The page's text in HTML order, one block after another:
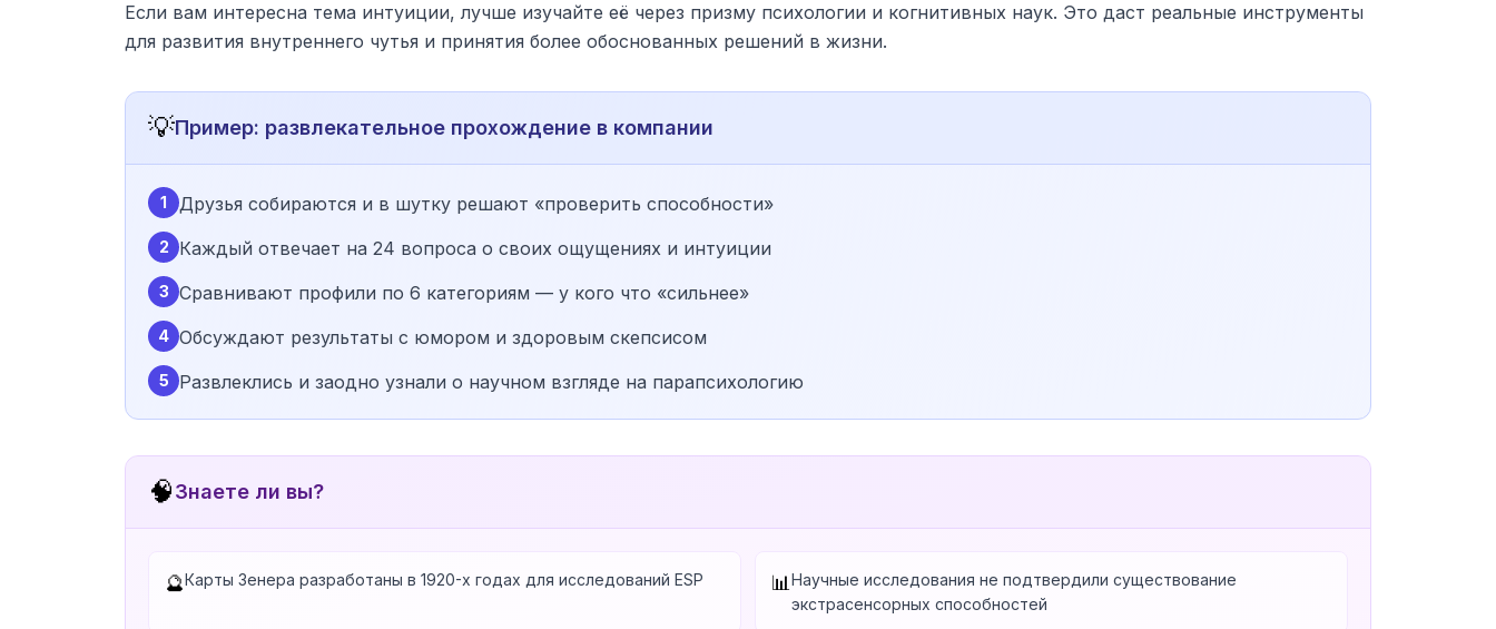
Если вам интересна тема интуиции, лучше изучайте её через призму психологии и когнитивных наук. Это даст реальные инструменты
для развития внутреннего чутья и принятия более обоснованных решений в жизни.
💡Пример: развлекательное прохождение в компании
1 Друзья собираются и в шутку решают «проверить способности»
2 Каждый отвечает на 24 вопроса о своих ощущениях и интуиции
3 Сравнивают профили по 6 категориям — у кого что «сильнее»
4 Обсуждают результаты с юмором и здоровым скепсисом
5 Развлеклись и заодно узнали о научном взгляде на парапсихологию
🧠Знаете ли вы?
🔮Карты Зенера разработаны в 1920-х годах для исследований ESP 📊 Научные исследования не подтвердили существование
экстрасенсорных способностей